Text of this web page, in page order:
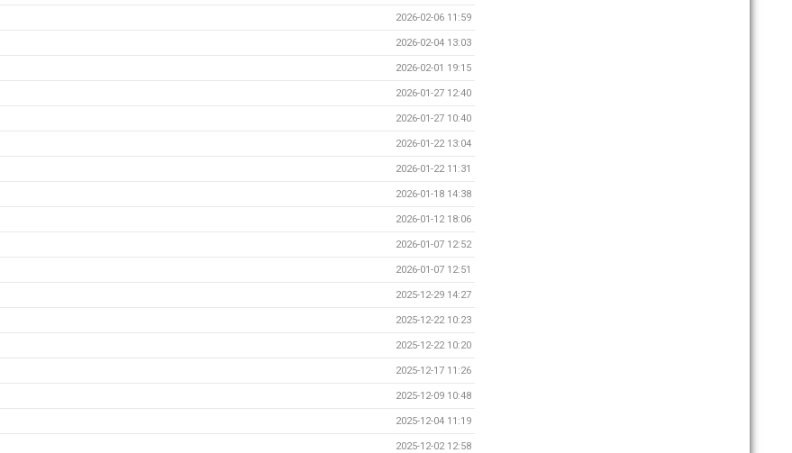
2026-02-06 11:59
2026-02-04 13:03
2026-02-01 19:15
2026-01-27 12:40
2026-01-27 10:40
2026-01-22 13:04
2026-01-22 11:31
2026-01-18 14:38
2026-01-12 18:06
2026-01-07 12:52
2026-01-07 12:51
2025-12-29 14:27
2025-12-22 10:23
2025-12-22 10:20
2025-12-17 11:26
2025-12-09 10:48
2025-12-04 11:19
2025-12-02 12:58